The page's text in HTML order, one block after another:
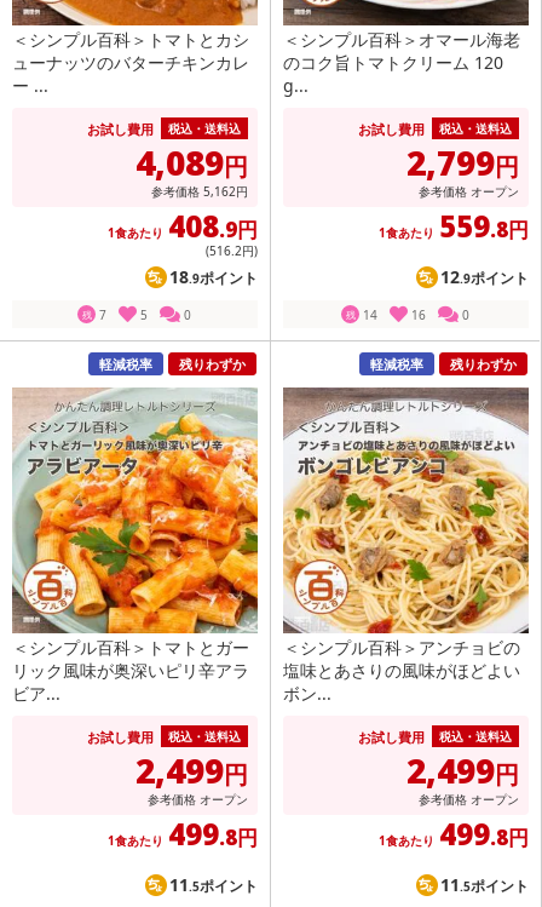
＜シンプル百科＞トマトとカシ
ューナッツのバターチキンカレ
ー ...
お試し費用 税込・送料込
4,089円
参考価格 5,162円
1食あたり 408.9円
(516.2円)
18.9ポイント
残 7 5 0
＜シンプル百科＞オマール海老
のコク旨トマトクリーム 120
g...
お試し費用 税込・送料込
2,799円
参考価格 オープン
1食あたり 559.8円
12.9ポイント
残 14 16 0
軽減税率 残りわずか
＜シンプル百科＞トマトとガー
リック風味が奥深いピリ辛アラ
ビア...
お試し費用 税込・送料込
2,499円
参考価格 オープン
1食あたり 499.8円
11.5ポイント
軽減税率 残りわずか
＜シンプル百科＞アンチョビの
塩味とあさりの風味がほどよい
ボン...
お試し費用 税込・送料込
2,499円
参考価格 オープン
1食あたり 499.8円
11.5ポイント